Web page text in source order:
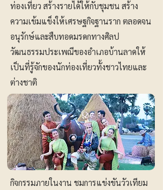
ท่องเที่ยว สร้างรายได้ให้กับชุมชน สร้าง
ความเข้มแข็งให้เศรษฐกิจฐานราก ตลอดจน
อนุรักษ์และสืบทอดมรดกทางศิลป
วัฒนธรรมประเพณีของอำเภอบ้านลาดให้
เป็นที่รู้จักของนักท่องเที่ยวทั้งชาวไทยและ
ต่างชาติ
กิจกรรมภายในงาน ชมการแข่งขันวัวเทียม